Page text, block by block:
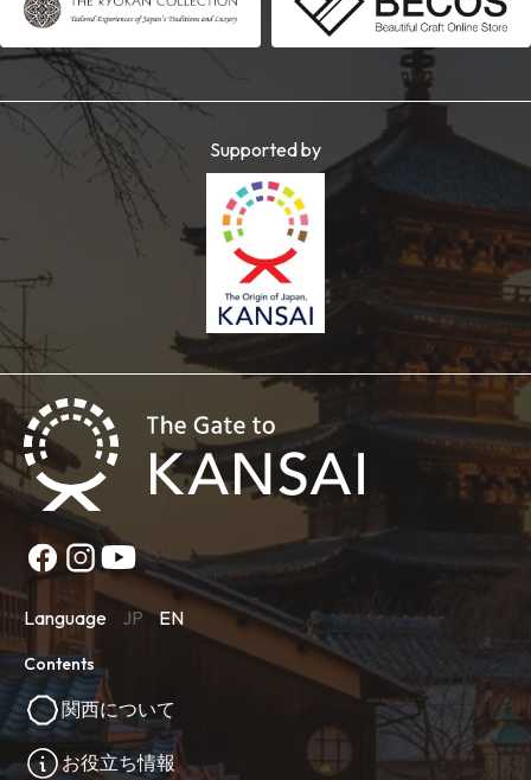
Supported by
Language JP EN
Contents
関西について
お役立ち情報